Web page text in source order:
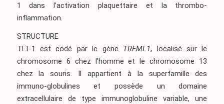
1 dans l’activation plaquettaire et la thrombo-
inflammation.
STRUCTURE
TLT-1 est codé par le gène TREML1, localisé sur le
chromosome 6 chez l’homme et le chromosome 13
chez la souris. Il appartient à la superfamille des
immuno-globulines et possède un domaine
extracellulaire de type immunoglobuline variable, une